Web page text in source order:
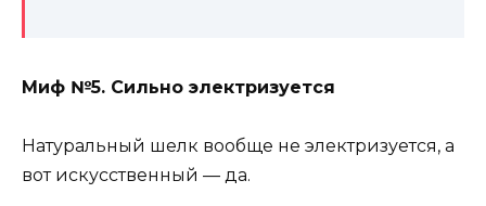
Миф №5. Сильно электризуется
Натуральный шелк вообще не электризуется, а
вот искусственный — да.